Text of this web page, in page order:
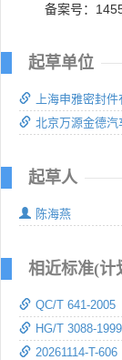
备案号：
起草单位
上海申雅密封
北京万源金德
起草人
陈海燕
相近标准(计
QC/T 641-
HG/T 3088-
20261114-T-